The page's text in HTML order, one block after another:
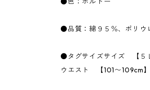
●品質：綿９５％、ポリウ
●タグサイズサイズ 【５
ウエスト 【101〜109cm】